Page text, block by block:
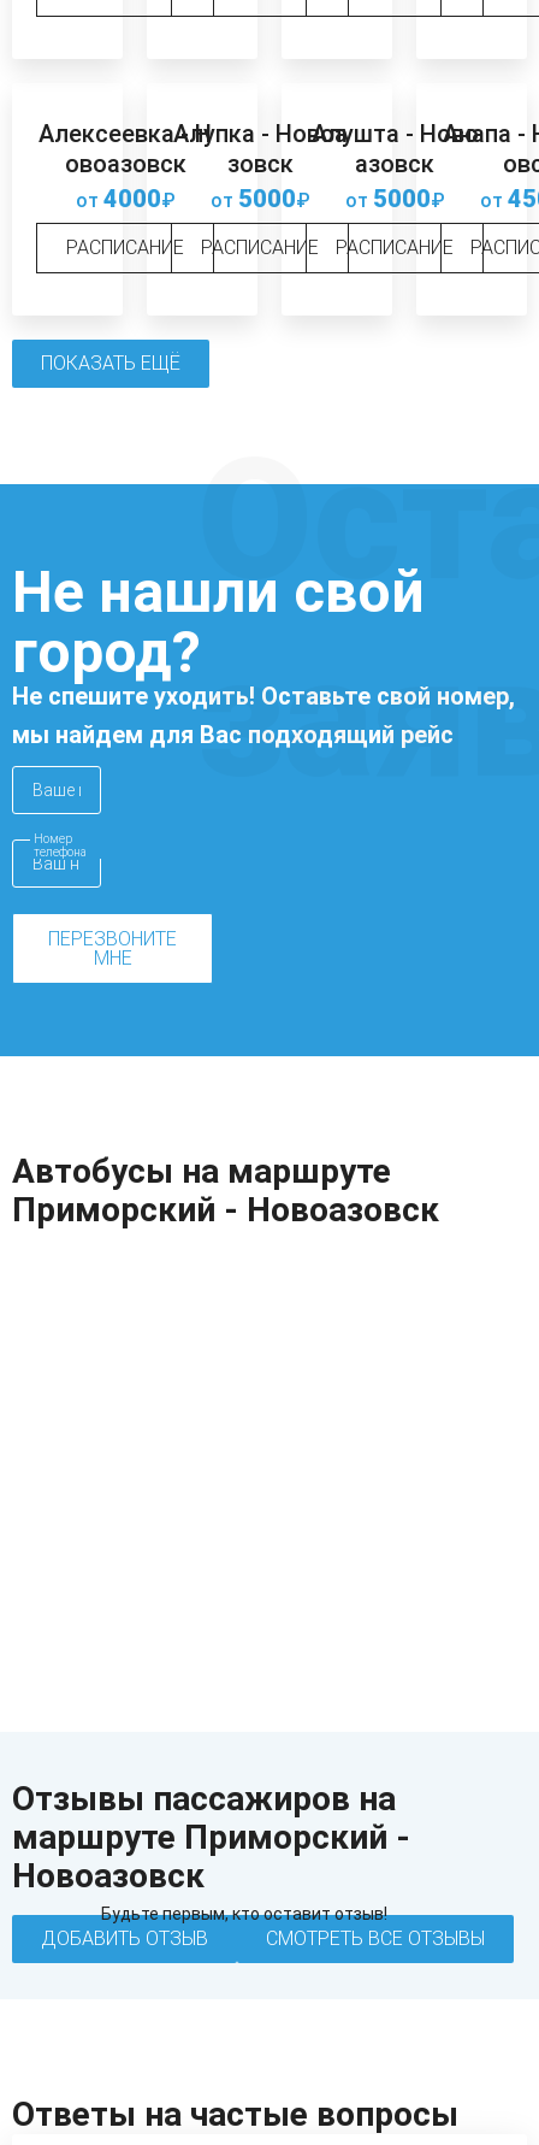
Алексеевка - Н
овоазовск
от 4000₽
РАСПИСАНИЕ
Алупка - Новоа
зовск
от 5000₽
РАСПИСАНИЕ
Алушта - Ново
азовск
от 5000₽
РАСПИСАНИЕ
Анапа -
от
ПОКАЗАТЬ ЕЩЁ
Не нашли свой
город?
Не спешите уходить! Оставьте свой номер,
мы найдем для Вас подходящий рейс
Номер
телефона
ПЕРЕЗВОНИТЕ
МНЕ
Автобусы на маршруте
Приморский - Новоазовск
Отзывы пассажиров на
маршруте Приморский -
Новоазовск
Будьте первым, кто оставит отзыв!
ДОБАВИТЬ ОТЗЫВ СМОТРЕТЬ ВСЕ ОТЗЫВЫ
Ответы на частые вопросы